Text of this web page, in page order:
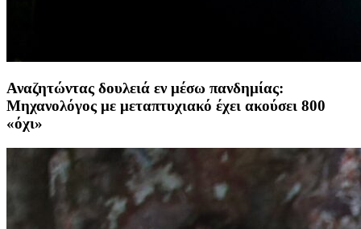
Αναζητώντας δουλειά εν μέσω πανδημίας:
Μηχανολόγος με μεταπτυχιακό έχει ακούσει 800
«όχι»